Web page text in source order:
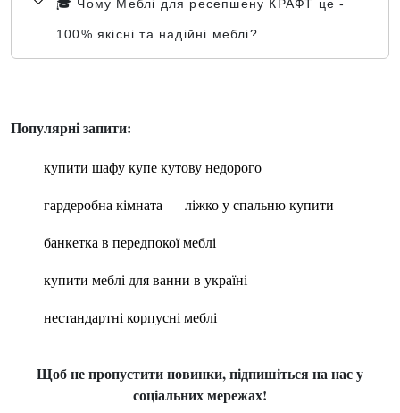
🎓 Чому Меблі для ресепшену КРАФТ це -
100% якісні та надійні меблі?
Популярні запити:
купити шафу купе кутову недорого
гардеробна кімната
ліжко у спальню купити
банкетка в передпокої меблі
купити меблі для ванни в україні
нестандартні корпусні меблі
Щоб не пропустити новинки, підпишіться на нас у
соціальних мережах!